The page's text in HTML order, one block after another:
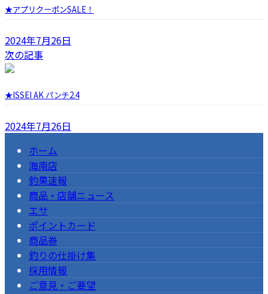
★アプリクーポンSALE！
2024年7月26日
次の記事
★ISSEI AK パンチ2.4
2024年7月26日
ホーム
海南店
釣果速報
商品・店舗ニュース
エサ
ポイントカード
商品券
釣りの仕掛け集
採用情報
ご意見・ご要望